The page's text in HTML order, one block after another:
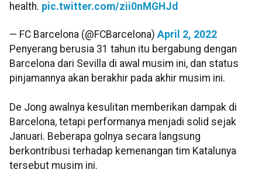
health. pic.twitter.com/zii0nMGHJd
— FC Barcelona (@FCBarcelona) April 2, 2022
Penyerang berusia 31 tahun itu bergabung dengan
Barcelona dari Sevilla di awal musim ini, dan status
pinjamannya akan berakhir pada akhir musim ini.
De Jong awalnya kesulitan memberikan dampak di
Barcelona, tetapi performanya menjadi solid sejak
Januari. Beberapa golnya secara langsung
berkontribusi terhadap kemenangan tim Katalunya
tersebut musim ini.